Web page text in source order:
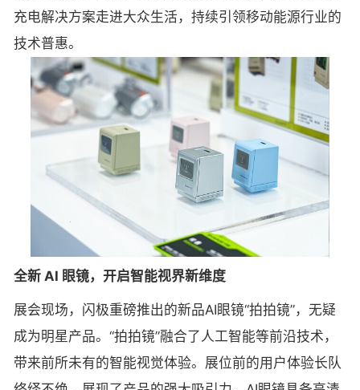
充电解决方案走进大众生活，持续引领移动能源行业的
技术普惠。
全新 AI 眼镜，开启智能视界新维度
展会现场，闪极重磅推出的新品AI眼镜“拍拍镜”，无疑
成为明星产品。“拍拍镜”融合了人工智能等前沿技术，
带来前所未有的智能视觉体验。展位前的用户体验长队